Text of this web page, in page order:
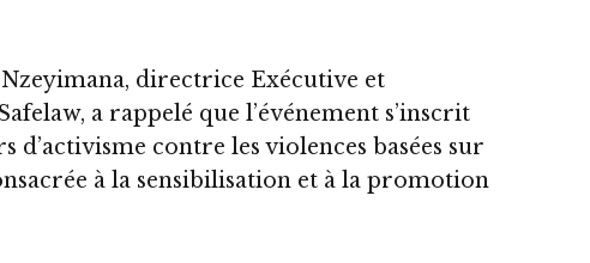
directrice Exécutive et
a rappelé que l’événement s’inscrit
d’activisme contre les violences basées sur
à la sensibilisation et à la promotion